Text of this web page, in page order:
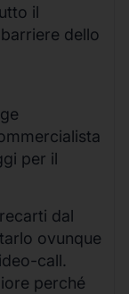
il
dello
per il
dal
ovunque
call.
perché